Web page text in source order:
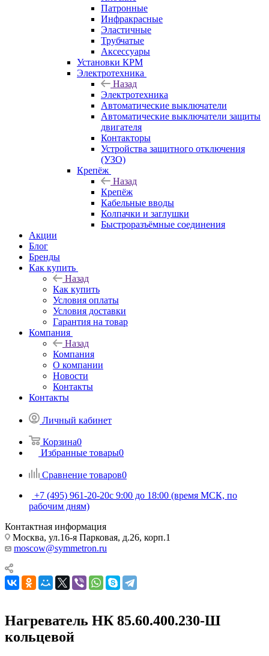
Патронные
Инфракрасные
Эластичные
Трубчатые
Аксессуары
Установки КРМ
Электротехника
Назад
Электротехника
Автоматические выключатели
Автоматические выключатели защиты
двигателя
Контакторы
Устройства защитного отключения
(УЗО)
Крепёж
Назад
Крепёж
Кабельные вводы
Колпачки и заглушки
Быстроразъёмные соединения
Акции
Блог
Бренды
Как купить
Назад
Как купить
Условия оплаты
Условия доставки
Гарантия на товар
Компания
Назад
Компания
О компании
Новости
Контакты
Контакты
Личный кабинет
Корзина0
Избранные товары0
Сравнение товаров0
+7 (495) 961-20-20с 9:00 до 18:00 (время МСК, по
рабочим дням)
Контактная информация
Москва, ул.16-я Парковая, д.26, корп.1
moscow@symmetron.ru
Нагреватель НК 85.60.400.230-Ш
кольцевой